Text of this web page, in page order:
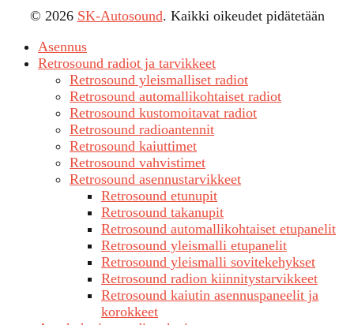
© 2026 SK-Autosound. Kaikki oikeudet pidätetään
Asennus
Retrosound radiot ja tarvikkeet
Retrosound yleismalliset radiot
Retrosound automallikohtaiset radiot
Retrosound kustomoitavat radiot
Retrosound radioantennit
Retrosound kaiuttimet
Retrosound vahvistimet
Retrosound asennustarvikkeet
Retrosound etunupit
Retrosound takanupit
Retrosound automallikohtaiset etupanelit
Retrosound yleismalli etupanelit
Retrosound yleismalli sovitekehykset
Retrosound radion kiinnitystarvikkeet
Retrosound kaiutin asennuspaneelit ja
korokkeet